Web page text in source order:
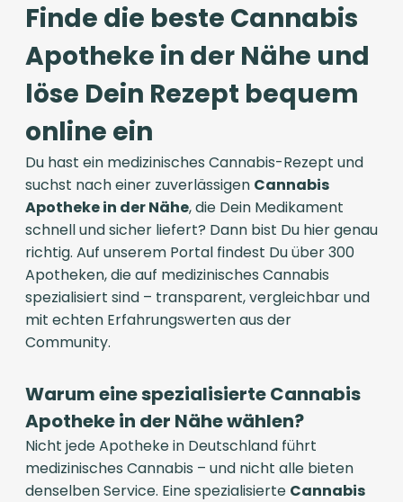
Finde die beste Cannabis
Apotheke in der Nähe und
löse Dein Rezept bequem
online ein
Du hast ein medizinisches Cannabis-Rezept und
suchst nach einer zuverlässigen Cannabis
Apotheke in der Nähe, die Dein Medikament
schnell und sicher liefert? Dann bist Du hier genau
richtig. Auf unserem Portal findest Du über 300
Apotheken, die auf medizinisches Cannabis
spezialisiert sind – transparent, vergleichbar und
mit echten Erfahrungswerten aus der
Community.
Warum eine spezialisierte Cannabis
Apotheke in der Nähe wählen?
Nicht jede Apotheke in Deutschland führt
medizinisches Cannabis – und nicht alle bieten
denselben Service. Eine spezialisierte Cannabis